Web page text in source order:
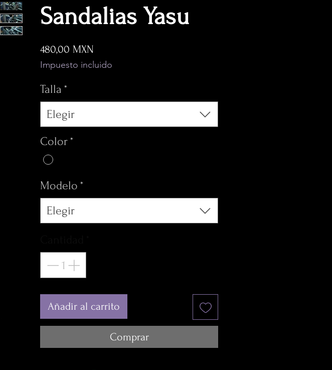
Sandalias Yasu
480,00 MXN
Impuesto incluido
Talla *
Elegir
Color*
Modelo *
Elegir
Añadir al carrito
Comprar